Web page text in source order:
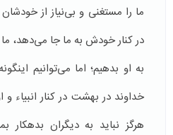
ما را مستغنی و بی‌نیاز از
در کنار خودش به ما جا می‌دهد،
به او بدهیم؛ اما می‌توانیم
خداوند در بهشت در کنار انبیاء
هرگز نباید به دیگران بدهکار